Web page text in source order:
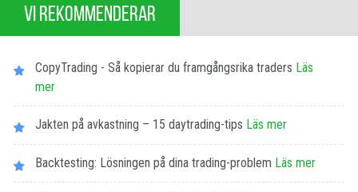
VI REKOMMENDERAR
CopyTrading - Så kopierar du framgångsrika traders Läs
mer
Jakten på avkastning – 15 daytrading-tips Läs mer
Backtesting: Lösningen på dina trading-problem Läs mer